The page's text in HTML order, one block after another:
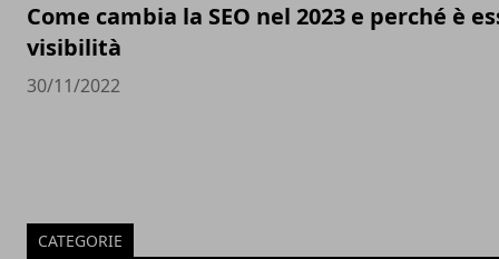
Come cambia la SEO nel 2023 e perché è
visibilità
30/11/2022
CATEGORIE